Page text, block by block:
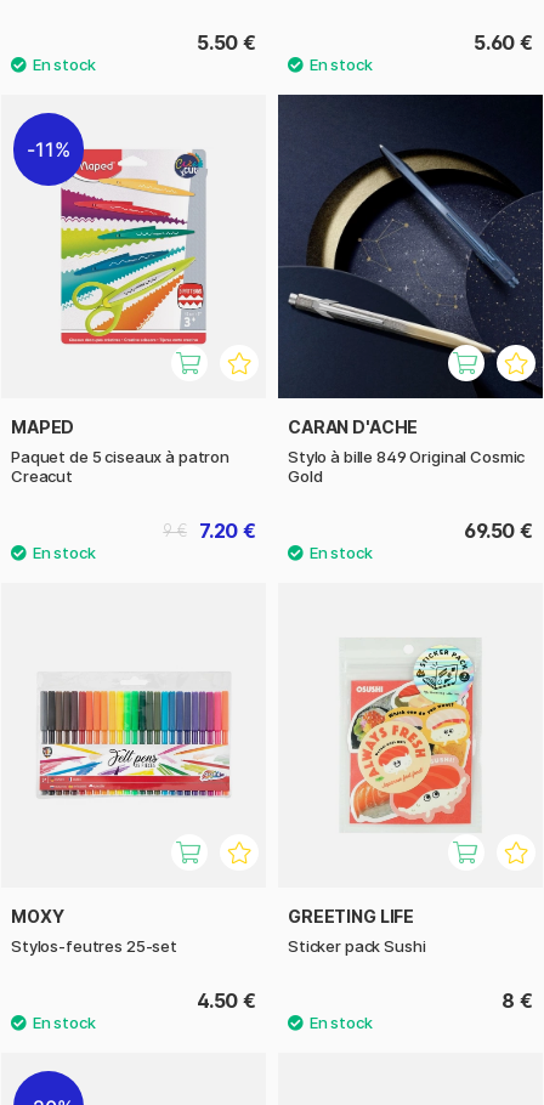
5.50 € 5.60 €
11%
MAPED
Paquet de 5 ciseaux à patron
Creacut
7.20 €
9 €
CARAN D'ACHE
Stylo à bille 849 Original Cosmic
Gold
69.50 €
MOXY
Stylos-feutres 25-set
4.50 €
GREETING LIFE
Sticker pack Sushi
8 €